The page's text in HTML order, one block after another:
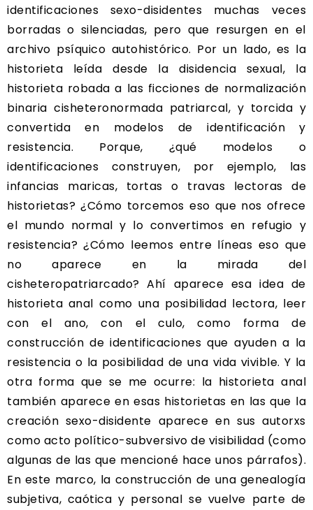
identificaciones sexo-disidentes muchas veces
borradas o silenciadas, pero que resurgen en el
archivo psíquico autohistórico. Por un lado, es la
historieta leída desde la disidencia sexual, la
historieta robada a las ficciones de normalización
binaria cisheteronormada patriarcal, y torcida y
convertida en modelos de identificación y
resistencia. Porque, ¿qué modelos o
identificaciones construyen, por ejemplo, las
infancias maricas, tortas o travas lectoras de
historietas? ¿Cómo torcemos eso que nos ofrece
el mundo normal y lo convertimos en refugio y
resistencia? ¿Cómo leemos entre líneas eso que
no aparece en la mirada del
cisheteropatriarcado? Ahí aparece esa idea de
historieta anal como una posibilidad lectora, leer
con el ano, con el culo, como forma de
construcción de identificaciones que ayuden a la
resistencia o la posibilidad de una vida vivible. Y la
otra forma que se me ocurre: la historieta anal
también aparece en esas historietas en las que la
creación sexo-disidente aparece en sus autorxs
como acto político-subversivo de visibilidad (como
algunas de las que mencioné hace unos párrafos).
En este marco, la construcción de una genealogía
subjetiva, caótica y personal se vuelve parte de